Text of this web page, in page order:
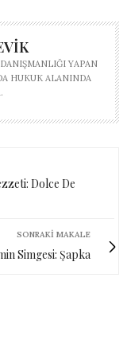
YAPAN
HUKUK ALANINDA
Dolce De
SONRAKI MAKALE
Simgesi: Şapka